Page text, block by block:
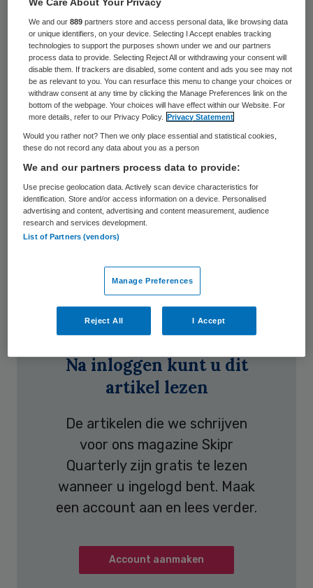
Bart Kiers
26 juni 2022,00:00
150 keer gelezen
Fotografie: Friso Keuris
Sinds begin dit jaar is Stefan Sleijfer de
nieuwe bestuursvoorzitter van het
Erasmus MC. Hij heeft naar eigen zeggen
geen enkele last van de lange slagschaduw
van zijn voorganger, bestuurlijk
quarterly
Na inloggen kunt u dit
artikel lezen
De artikelen die we schrijven
voor ons magazine Skipr
Quarterly zijn gratis te lezen
wanneer u ingelogd bent. Maak
een account aan en lees verder.
Account aanmaken
We and our889 partners store and access personal data, like browsing data
or unique identifiers, on your device. Selecting I Accept enables tracking
technologies to support the purposes shown under we and our partners
process data to provide. Selecting Reject All or withdrawing your consent will
disable them. If trackers are disabled, some content and ads you see may not
be as relevant to you. You can resurface this menu to change your choices or
withdraw consent at any time by clicking the Manage Preferences link on the
bottom of the webpage. Your choices will have effect within our Website. For
more details, refer to our Privacy Policy.
Privacy Statement
Would you rather not? Then we only place essential and statistical cookies,
these do not record any data about you as a person
We and our partners process data to provide:
Use precise geolocation data. Actively scan device characteristics for
identification. Store and/or access information on a device. Personalised
advertising and content, advertising and content measurement, audience
research and services development.
List of Partners (vendors)
Manage Preferences
Reject All I Accept